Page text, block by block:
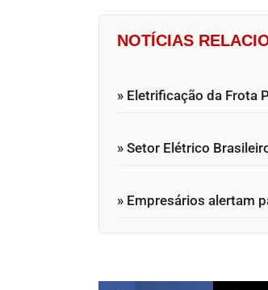
NOTÍCIAS
» Eletrificação da Frota
» Setor Elétrico
» Empresários alertam